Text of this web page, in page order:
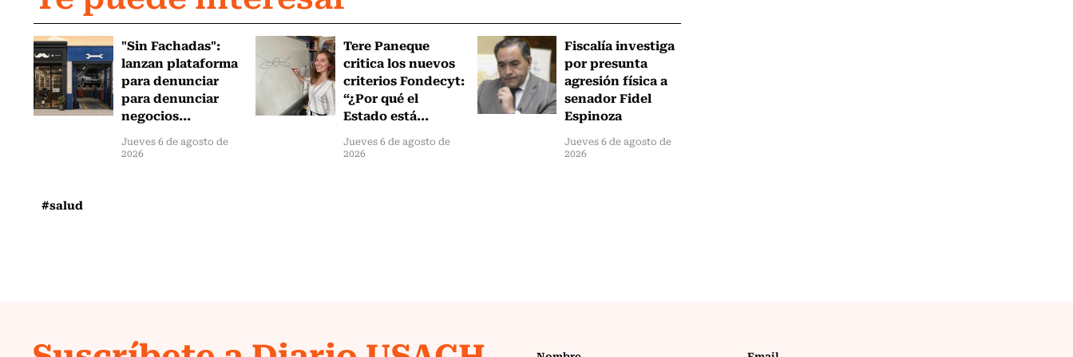
"Sin Fachadas":
lanzan plataforma
para denunciar
para denunciar
negocios...
Jueves 6 de agosto de
2026
Tere Paneque
critica los nuevos
criterios Fondecyt:
“¿Por qué el
Estado está...
Jueves 6 de agosto de
2026
Fiscalía investiga
por presunta
agresión física a
senador Fidel
Espinoza
Jueves 6 de agosto de
2026
#salud